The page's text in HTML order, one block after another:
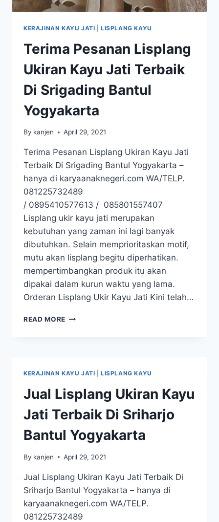
KERAJINAN KAYU JATI |LISPLANG KAYU
Terima Pesanan Lisplang
Ukiran Kayu Jati Terbaik
Di Srigading Bantul
Yogyakarta
By kanjen April 29, 2021
Terima Pesanan Lisplang Ukiran Kayu Jati
Terbaik Di Srigading Bantul Yogyakarta –
hanya di karyaanaknegeri.com WA/TELP.
081225732489
/ 0895410577613 / 085801557407
Lisplang ukir kayu jati merupakan
kebutuhan yang zaman ini lagi banyak
dibutuhkan. Selain memprioritaskan motif,
mutu akan lisplang begitu diperhatikan.
mempertimbangkan produk itu akan
dipakai dalam kurun waktu yang lama.
Orderan Lisplang Ukir Kayu Jati Kini telah…
READ MORE
KERAJINAN KAYU JATI |LISPLANG KAYU
Jual Lisplang Ukiran Kayu
Jati Terbaik Di Sriharjo
Bantul Yogyakarta
By kanjen April 29, 2021
Jual Lisplang Ukiran Kayu Jati Terbaik Di
Sriharjo Bantul Yogyakarta – hanya di
karyaanaknegeri.com WA/TELP.
081225732489